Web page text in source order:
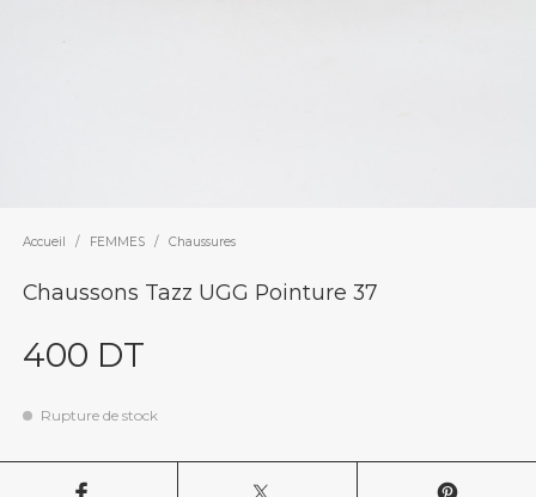
Accueil / FEMMES / Chaussures
Chaussons Tazz UGG Pointure 37
400 DT
Rupture de stock